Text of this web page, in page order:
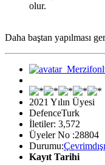
olur.
Daha baştan yapılması
2021 Yılın Üyesi
DefenceTurk
İletiler: 3,572
Üyeler No :28804
Durumu:Çevrimdışı
Kayıt Tarihi